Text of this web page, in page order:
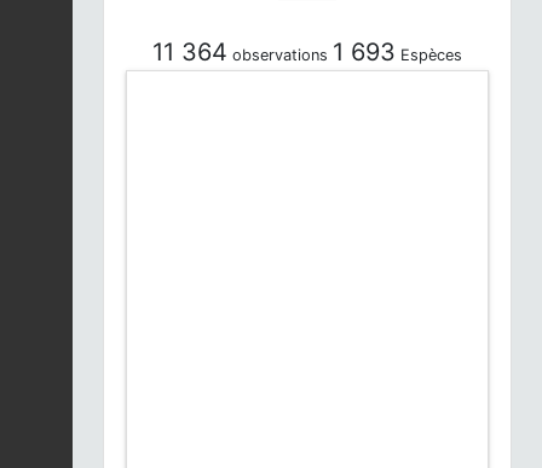
11 364 observations 1 693 Espèces